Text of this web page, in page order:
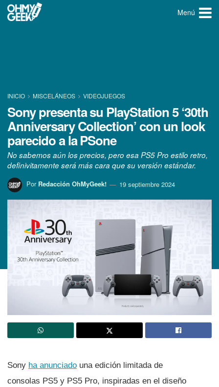
Menú
INICIO MISCELÁNEOS VIDEOJUEGOS
Sony presenta su PlayStation 5 ‘30th
Anniversary Collection’ con un look
parecido a la PSone
No sabemos aún los precios, pero esa PS5 Pro estilo retro,
definivitamente será más cara que su versión estándar.
Por Redacción OhMyGeek! 19 septiembre 2024
Sony ha anunciado una edición limitada de
consolas PS5 y PS5 Pro, inspiradas en el diseño